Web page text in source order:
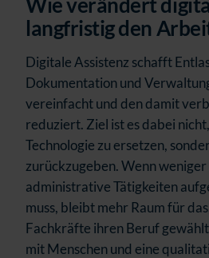
langfristig den
Digitale Assistenz schafft
Dokumentation und
vereinfacht und den damit
reduziert. Ziel ist es dabei
Technologie zu ersetzen,
zurückzugeben. Wenn
administrative Tätigkeiten
muss, bleibt mehr Raum für
Fachkräfte ihren Beruf
mit Menschen und eine